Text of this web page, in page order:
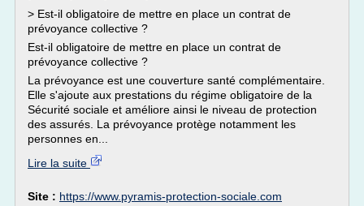
> Est-il obligatoire de mettre en place un contrat de
prévoyance collective ?
Est-il obligatoire de mettre en place un contrat de
prévoyance collective ?
La prévoyance est une couverture santé complémentaire.
Elle s'ajoute aux prestations du régime obligatoire de la
Sécurité sociale et améliore ainsi le niveau de protection
des assurés. La prévoyance protège notamment les
personnes en...
Lire la suite
Site : https://www.pyramis-protection-sociale.com